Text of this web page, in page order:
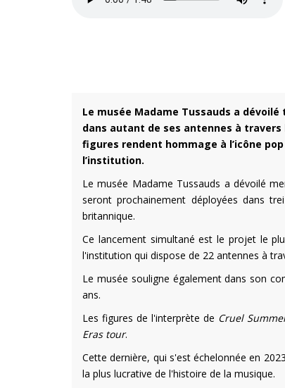
Le musée Madame Tussauds a
dans autant de ses antennes à
figures rendent hommage à l’icône
l’institution.
Le musée Madame Tussauds a dévoilé
seront prochainement déployées dans
britannique.
Ce lancement simultané est le projet le
l'institution qui dispose de 22 antennes à
Le musée souligne également dans son
ans.
Les figures de l'interprète de Cruel
Eras tour.
Cette dernière, qui s'est échelonnée en
la plus lucrative de l'histoire de la musique.